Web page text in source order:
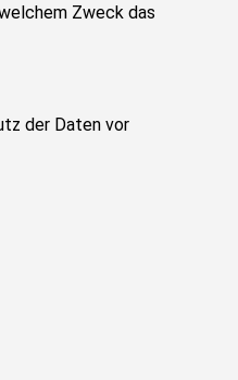
Zweck das
der Daten vor